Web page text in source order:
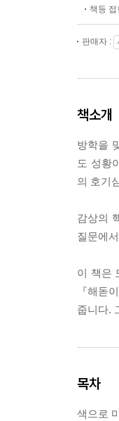
책등 접
판매자 :
책소개
방학을
도 성황
의 호기
감상의
질문에
이 책은
『해돋
줍니다.
목차
색으로